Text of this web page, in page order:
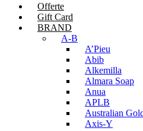
Offerte
Gift Card
BRAND
A-B
A’Pieu
Abib
Alkemilla
Almara Soap
Anua
APLB
Australian
Axis-Y